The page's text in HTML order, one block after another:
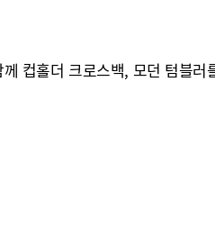
컵홀더 크로스백, 모던 텀블